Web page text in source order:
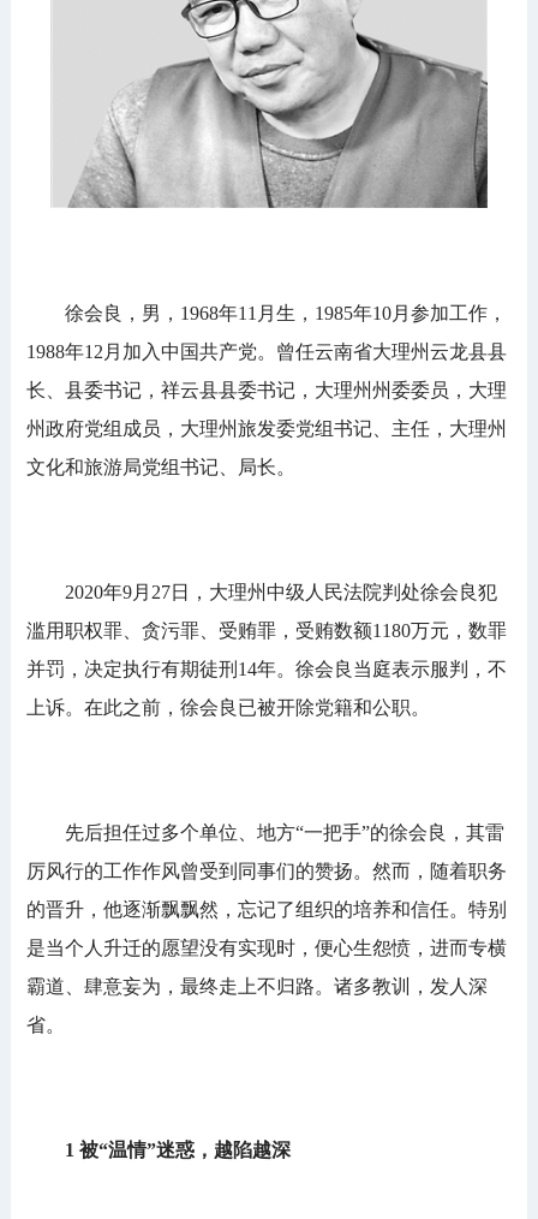
徐会良，男，1968年11月生，1985年10月参加工作，
1988年12月加入中国共产党。曾任云南省大理州云龙县县
长、县委书记，祥云县县委书记，大理州州委委员，大理
州政府党组成员，大理州旅发委党组书记、主任，大理州
文化和旅游局党组书记、局长。
2020年9月27日，大理州中级人民法院判处徐会良犯
滥用职权罪、贪污罪、受贿罪，受贿数额1180万元，数罪
并罚，决定执行有期徒刑14年。徐会良当庭表示服判，不
上诉。在此之前，徐会良已被开除党籍和公职。
先后担任过多个单位、地方“一把手”的徐会良，其雷
厉风行的工作作风曾受到同事们的赞扬。然而，随着职务
的晋升，他逐渐飘飘然，忘记了组织的培养和信任。特别
是当个人升迁的愿望没有实现时，便心生怨愤，进而专横
霸道、肆意妄为，最终走上不归路。诸多教训，发人深
省。
1 被“温情”迷惑，越陷越深